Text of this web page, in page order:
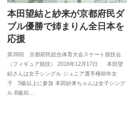
本田望結と紗来が京都府民ダ
ブル優勝で姉まりん全日本を
応援
第39回 京都府民総合体育大会スケート競技会
（フィギュア競技） 2016年12月17日 本田望
結さんは女子シングル ジュニア選手権幼年女
子 5級以上に参加 本田紗来ちゃんは女子シング
ル B級幼…